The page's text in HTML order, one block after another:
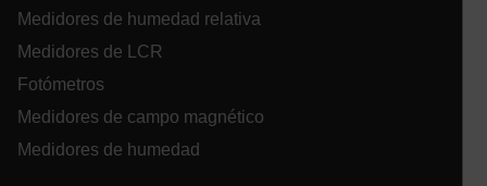
Medidores de humedad relativa
Medidores de LCR
Fotómetros
Medidores de campo magnético
Medidores de humedad
Cookies de rendimiento
Cookies de preferencias